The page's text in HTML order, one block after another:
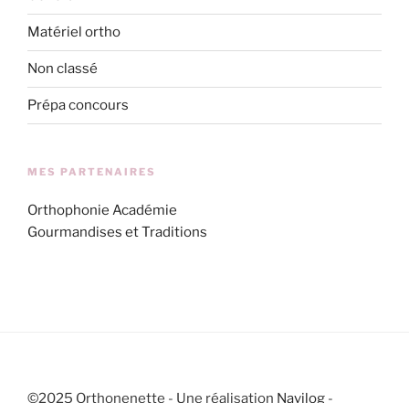
Matériel ortho
Non classé
Prépa concours
MES PARTENAIRES
Orthophonie Académie
Gourmandises et Traditions
©2025 Orthonenette - Une réalisation Navilog -